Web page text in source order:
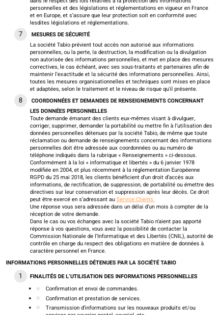
personnelles et des législations et réglementations en vigueur en France
et en Europe, et s’assure que leur protection soit en conformité avec
lesdites législations et réglementations.
MESURES DE SÉCURITÉ
La société Tabio prévient tout accès non autorisé aux informations
personnelles, ou la perte, la destruction, la modification ou la divulgation
non autorisée des informations personnelles, et met en place des mesures
correctives, le cas échéant, avec ses sous-traitants et partenaires afin de
maintenir l’exactitude et la sécurité des informations personnelles. Ainsi,
toutes les mesures organisationnelles et techniques sont mises en place
et adaptées, selon le traitement et le niveau de risque qu'il présente.
COORDONNÉES ET DEMANDES DE RENSEIGNEMENTS CONCERNANT
LES DONNÉES PERSONNELLES
Toute demande émanant des clients eux-mêmes visant à divulguer,
corriger, supprimer, demander la portabilité ou mettre fin à l’utilisation des
données personnelles détenues par la société Tabio, de même que toute
réclamation ou demande de renseignements concernant des informations
personnelles doit être adressée aux coordonnées ou au numéro de
téléphone indiqués dans la rubrique « Renseignements » ci-dessous.
Conformément à la loi « informatique et libertés » du 6 janvier 1978
modifiée en 2004, et plus récemment à la réglementation Européenne
RGPD du 25 mai 2018, les clients bénéficient d’un droit d’accès aux
informations, de rectification, de suppression, de portabilité ou émettre des
directives sur leur conservation et suppression après leur décès. Ce droit
peut être exercé en s’adressant auService Clients.
Une réponse vous sera adressée dans un délai d’un mois à compter de la
réception de votre demande.
Dans le cas ou vos échanges avec la société Tabio n’aient pas apporté
réponse à vos questions, vous avez la possibilité de contacter la
Commission Nationale de l’Informatique et des Libertés (CNIL), autorité de
contrôle en charge du respect des obligations en matière de données à
caractère personnel en France.
INFORMATIONS PERSONNELLES DÉTENUES PAR LA SOCIÉTÉ TABIO
FINALITÉS DE L’UTILISATION DES INFORMATIONS PERSONNELLES
Confirmation et envoi de commandes.
Confirmation et prestation de services.
Transmission d’informations sur les nouveaux produits et/ou